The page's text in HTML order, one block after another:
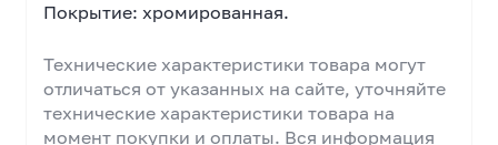
Покрытие: хромированная.
Технические характеристики товара могут
отличаться от указанных на сайте, уточняйте
технические характеристики товара на
момент покупки и оплаты. Вся информация